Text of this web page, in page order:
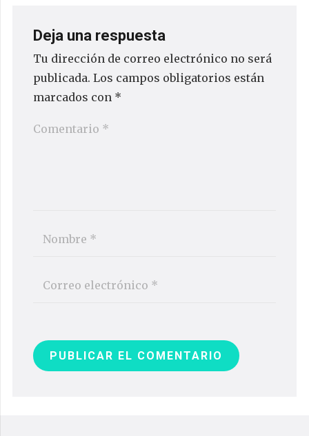
Deja una respuesta
Tu dirección de correo electrónico no será
publicada. Los campos obligatorios están
marcados con *
PUBLICAR EL COMENTARIO